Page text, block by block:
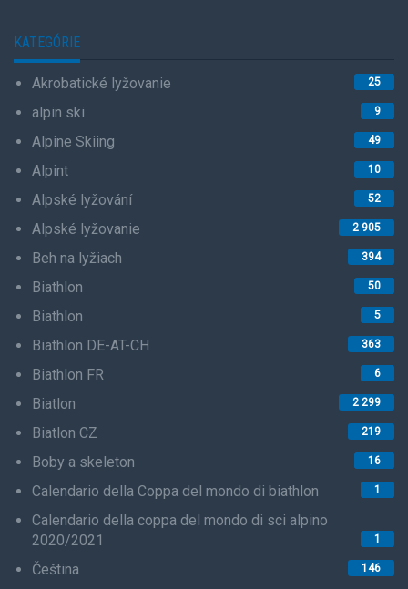
KATEGÓRIE
Akrobatické lyžovanie 25
alpin ski 9
Alpine Skiing 49
Alpint 10
Alpské lyžování 52
Alpské lyžovanie 2 905
Beh na lyžiach 394
Biathlon 50
Biathlon 5
Biathlon DE-AT-CH 363
Biathlon FR 6
Biatlon 2 299
Biatlon CZ 219
Boby a skeleton 16
Calendario della Coppa del mondo di biathlon 1
Calendario della coppa del mondo di sci alpino
2020/2021
1
Čeština 146